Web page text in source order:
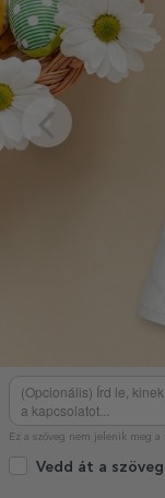
Ez a szöveg nem jelenik meg a
Vedd át a